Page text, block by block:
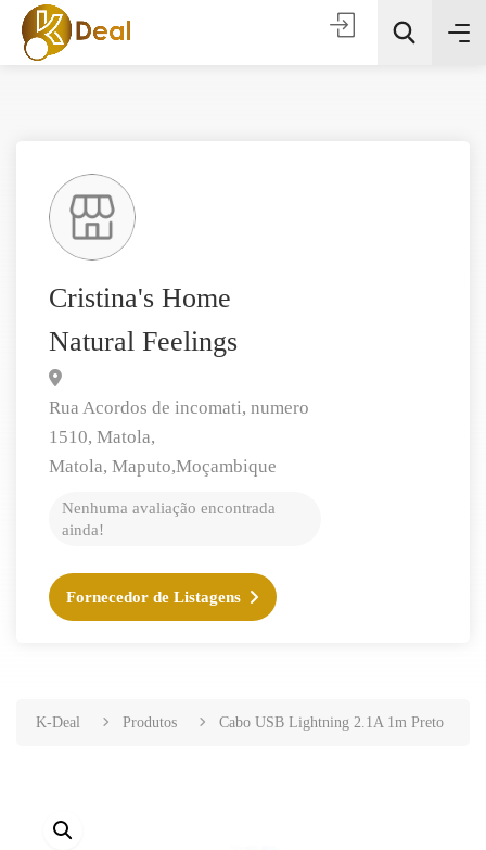
Procura
Cristina's Home
Natural Feelings
Rua Acordos de incomati, numero
1510, Matola,
Matola, Maputo,Moçambique
Nenhuma avaliação encontrada
ainda!
Fornecedor de Listagens
K-Deal Produtos Cabo USB Lightning 2.1A 1m Preto